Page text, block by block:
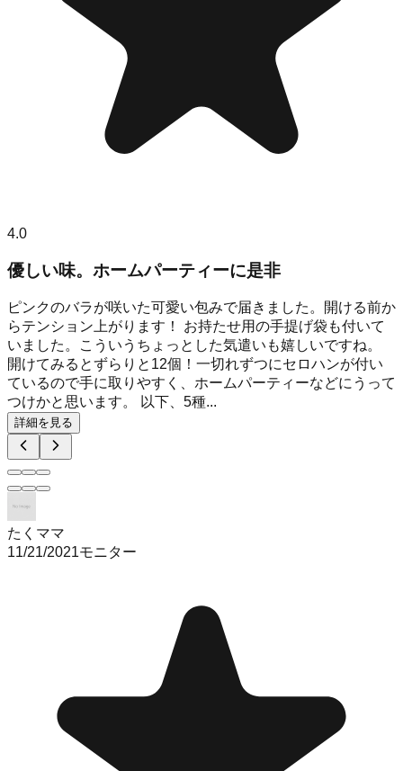
4.0
優しい味。ホームパーティーに是非
ピンクのバラが咲いた可愛い包みで届きました。開ける前か
らテンション上がります！ お持たせ用の手提げ袋も付いて
いました。こういうちょっとした気遣いも嬉しいですね。
開けてみるとずらりと12個！一切れずつにセロハンが付い
ているので手に取りやすく、ホームパーティーなどにうって
つけかと思います。 以下、5種...
詳細を見る
たくママ
11/21/2021モニター